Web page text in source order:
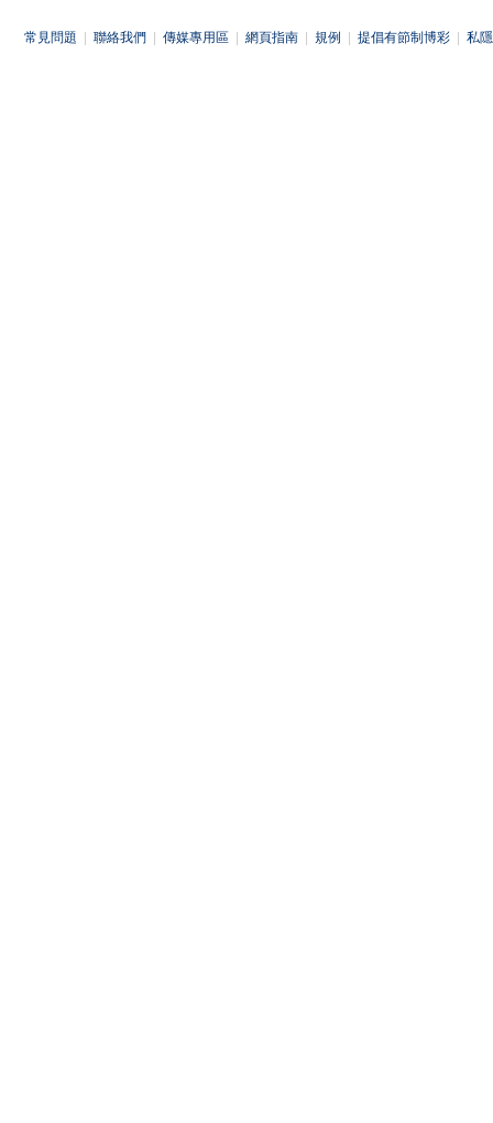
常見問題 聯絡我們 傳媒專用區 網頁指南 規例 提倡有節制博彩 私